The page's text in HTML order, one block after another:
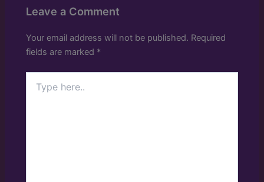
Leave a Comment
Your email address will not be published. Required
fields are marked *
here..